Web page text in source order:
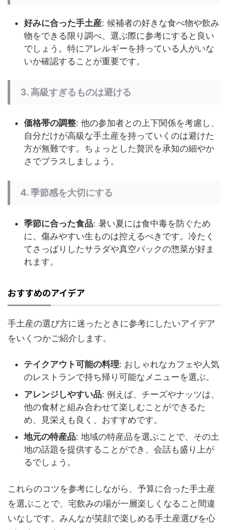
好みに合った手土産: 候補者の好きな食べ物や飲み
物をできる限り調べ、選ぶ際に参考にすると良い
でしょう。特にアレルギーを持っている人がいな
いか確認することが重要です。
3. 高級すぎるものは避ける
価格帯の調整: 他の参加者との上下関係を考慮し、
自分だけが高級な手土産を持っていくのは避けた
方が無難です。ちょっとした贅沢を承知の細やか
さでプラスしましょう。
4. 季節感を大切にする
季節に合った食品: 暑い夏には食中毒を防ぐため
に、傷みやすい生ものは控えるべきです。冷たく
てさっぱりしたサラダや真空パックの惣菜が好ま
れます。
おすすめのアイデア
手土産の選び方に迷ったときに参考にしたいアイデア
をいくつかご紹介します。
テイクアウト可能の料理: おしゃれなカフェや人気
のレストランで持ち帰り可能なメニューを選ぶ。
アレンジしやすい品: 例えば、チーズやナッツは、
他の食材と組み合わせて楽しむことができるた
め、見栄えも良く、おすすめです。
地元の特産品: 地域の特産品を選ぶことで、その土
地の話題を提供することができ、会話も盛り上が
るでしょう。
これらのコツを参考にしながら、予算に合った手土産
を選ぶことで、宅飲みの場が一層楽しくなること間違
いなしです。みんなが笑顔で楽しめる手土産選びを心